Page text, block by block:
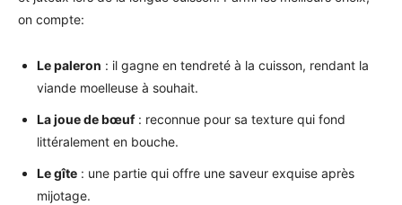
on compte:
Le paleron : il gagne en tendreté à la cuisson, rendant la
viande moelleuse à souhait.
La joue de bœuf: reconnue pour sa texture qui fond
littéralement en bouche.
Le gîte : une partie qui offre une saveur exquise après
mijotage.